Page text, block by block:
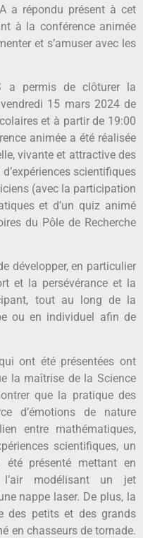
a répondu présent à cet
à la conférence animée
et s’amuser avec les
a permis de clôturer la
15 mars 2024 de
et à partir de 19:00
animée a été réalisée
vivante et attractive des
scientifiques
(avec la participation
et d’un quiz animé
du Pôle de Recherche
développer, en particulier
et la persévérance et la
tout au long de la
ou en individuel afin de
ont été présentées ont
la maîtrise de la Science
que la pratique des
d’émotions de nature
entre mathématiques,
scientifiques, un
présenté mettant en
modélisant un jet
nappe laser. De plus, la
des petits et des grands
en chasseurs de tornade.